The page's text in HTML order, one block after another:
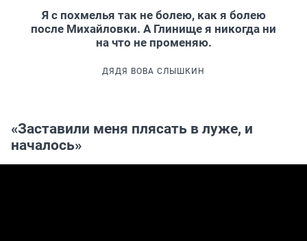
Я с похмелья так не болею, как я болею
после Михайловки. А Глинище я никогда ни
на что не променяю.
ДЯДЯ ВОВА СЛЫШКИН
«Заставили меня плясать в луже, и
началось»